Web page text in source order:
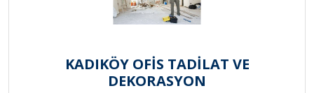
KADIKÖY OFİS TADİLAT VE
DEKORASYON